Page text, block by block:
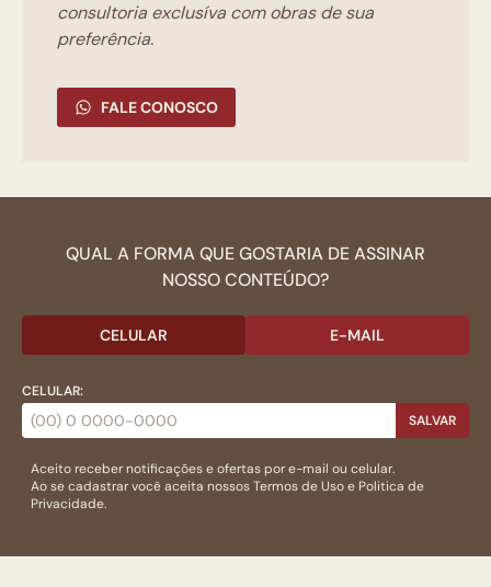
consultoria exclusíva com obras de sua
preferência.
FALE CONOSCO
QUAL A FORMA QUE GOSTARIA DE ASSINAR
NOSSO CONTEÚDO?
CELULAR E-MAIL
CELULAR:
SALVAR
Aceito receber notificações e ofertas por e-mail ou celular.
Ao se cadastrar você aceita nossosTermos de Usoe Politica de
Privacidade.